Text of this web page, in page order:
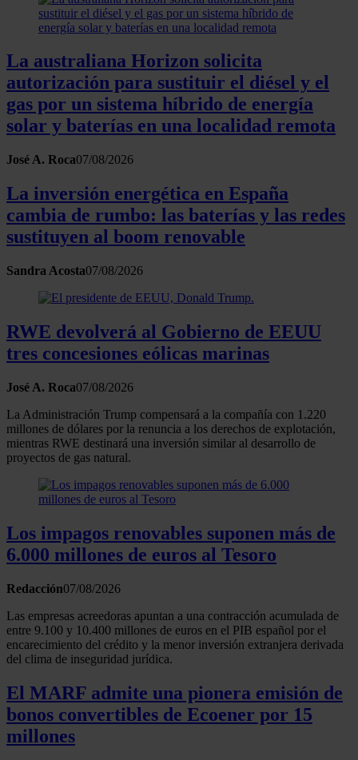
La australiana Horizon solicita
autorización para sustituir el diésel y el
gas por un sistema híbrido de energía
solar y baterías en una localidad remota
José A. Roca07/08/2026
La inversión energética en España
cambia de rumbo: las baterías y las redes
sustituyen al boom renovable
Sandra Acosta07/08/2026
RWE devolverá al Gobierno de EEUU
tres concesiones eólicas marinas
José A. Roca07/08/2026
La Administración Trump compensará a la compañía con 1.220
millones de dólares por la renuncia a los derechos de explotación,
mientras RWE destinará una inversión similar al desarrollo de
proyectos de gas natural.
Los impagos renovables suponen más de
6.000 millones de euros al Tesoro
Redacción07/08/2026
Las empresas acreedoras apuntan a una contracción acumulada de
entre 9.100 y 10.400 millones de euros en el PIB español por el
encarecimiento del crédito y la menor inversión extranjera derivada
del clima de inseguridad jurídica.
El MARF admite una pionera emisión de
bonos convertibles de Ecoener por 15
millones